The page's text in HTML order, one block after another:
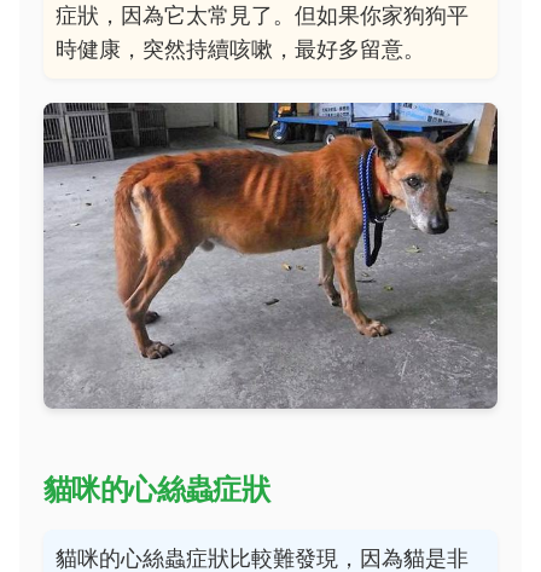
症狀，因為它太常見了。但如果你家狗狗平
時健康，突然持續咳嗽，最好多留意。
貓咪的心絲蟲症狀
貓咪的心絲蟲症狀比較難發現，因為貓是非